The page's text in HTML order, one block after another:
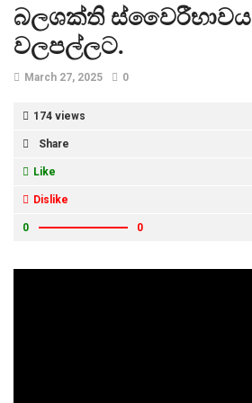
බලශක්ති ස්වෛරීභාවය
වලපල්ලට.
March 27, 2025 0
174 views
Share
Like
Dislike
0 0